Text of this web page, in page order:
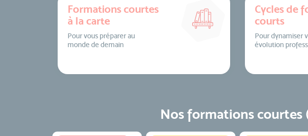
Formations courtes
à la carte
Pour vous préparer au
monde de demain
Cycles de
courts
Pour dynamiser
évolution
Nos formations courtes